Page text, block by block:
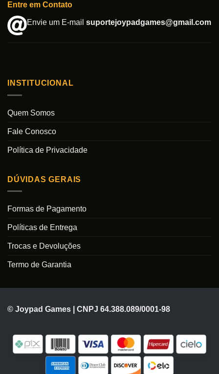
Entre em Contato
Envie um E-mail suportejoypadgames@gmail.com
INSTITUCIONAL
Quem Somos
Fale Conosco
Política de Privacidade
DÚVIDAS GERAIS
Formas de Pagamento
Políticas de Entrega
Trocas e Devoluções
Termo de Garantia
© Joypad Games | CNPJ 64.388.089/0001-98